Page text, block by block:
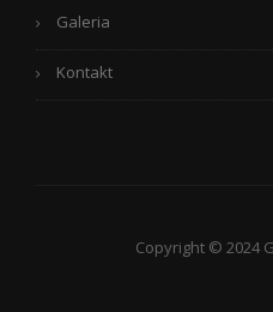
Galeria
Kontakt
Copyright © 2024